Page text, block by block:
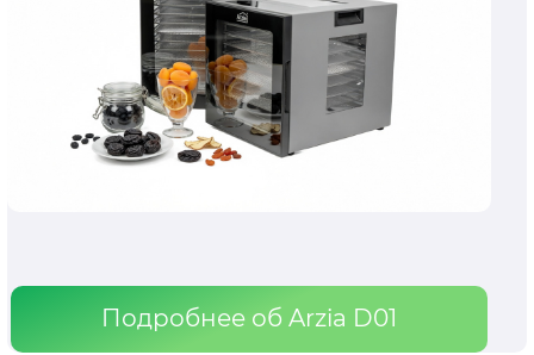
Подробнее об Arzia D01